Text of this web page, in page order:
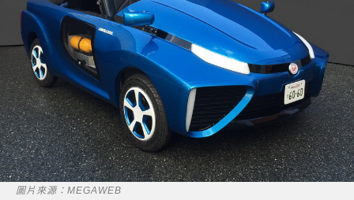
圖片來源：MEGAWEB